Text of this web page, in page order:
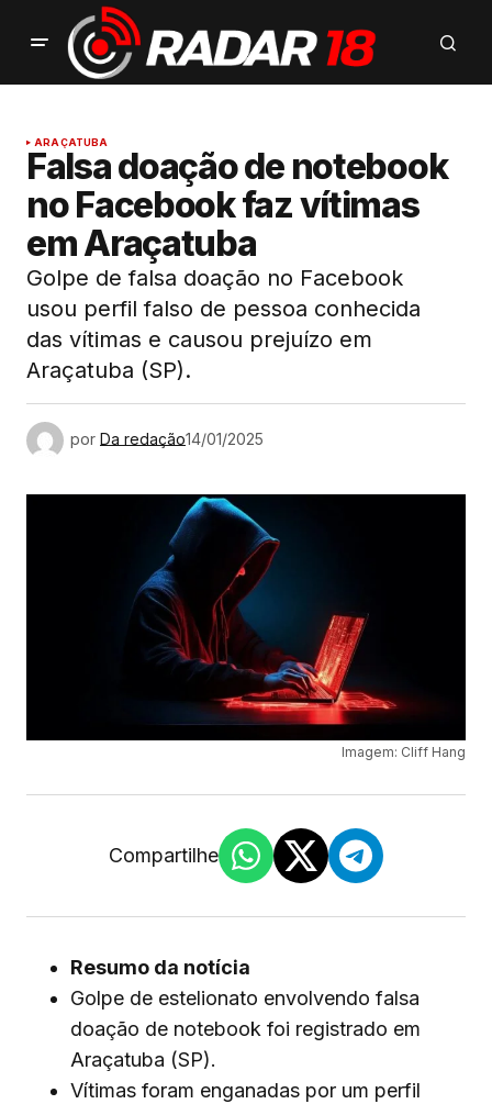
ARAÇATUBA
Falsa doação de notebook
no Facebook faz vítimas
em Araçatuba
Golpe de falsa doação no Facebook
usou perfil falso de pessoa conhecida
das vítimas e causou prejuízo em
Araçatuba (SP).
por Da redação14/01/2025
Imagem: Cliff Hang
Compartilhe
Resumo da notícia
Golpe de estelionato envolvendo falsa
doação de notebook foi registrado em
Araçatuba (SP).
Vítimas foram enganadas por um perfil